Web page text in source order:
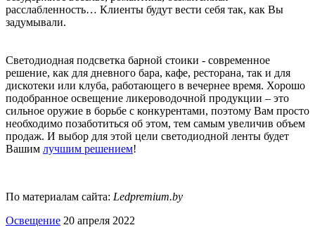
расслабленность… Клиенты будут вести себя так, как Вы
задумывали.
Светодиодная подсветка барной стоики - современное
решение, как для дневного бара, кафе, ресторана, так и для
дискотеки или клуба, работающего в вечернее время. Хорошо
подобранное освещение ликероводочной продукции – это
сильное оружие в борьбе с конкурентами, поэтому Вам просто
необходимо позаботиться об этом, тем самым увеличив объем
продаж. И выбор для этой цели светодиодной ленты будет
Вашим лучшим решением!
По материалам сайта: Ledpremium.by
Освещение 20 апреля 2022